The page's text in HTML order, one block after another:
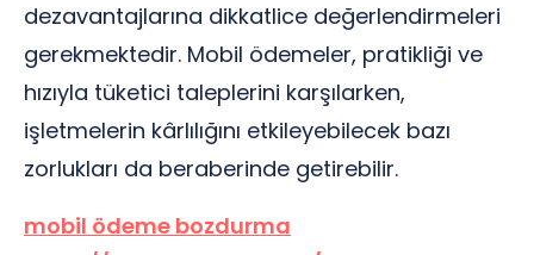
dezavantajlarına dikkatlice değerlendirmeleri
gerekmektedir. Mobil ödemeler, pratikliği ve
hızıyla tüketici taleplerini karşılarken,
işletmelerin kârlılığını etkileyebilecek bazı
zorlukları da beraberinde getirebilir.
mobil ödeme bozdurma